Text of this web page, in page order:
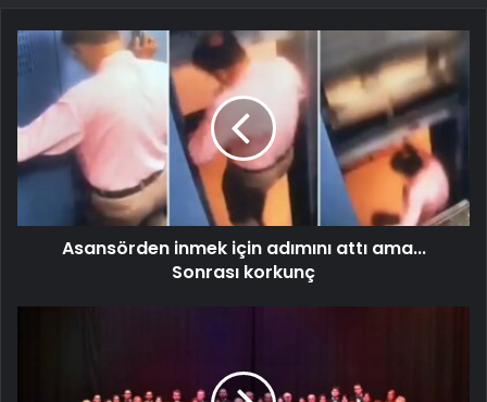
Asansörden inmek için adımını attı ama...
Sonrası korkunç